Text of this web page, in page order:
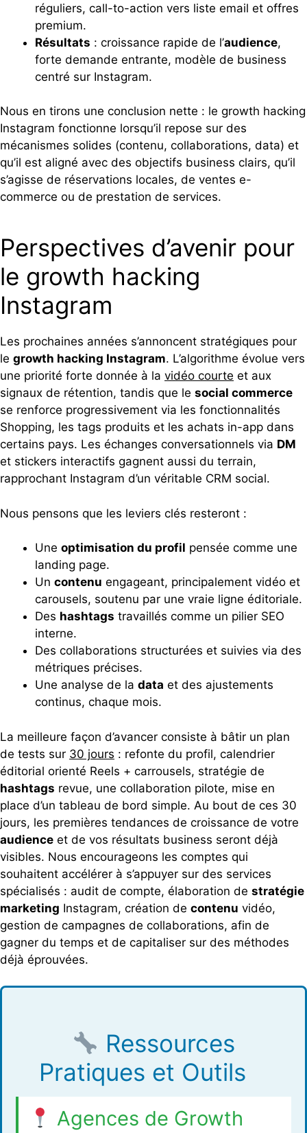
réguliers, call-to-action vers liste email et offres
premium.
Résultats : croissance rapide de l’audience,
forte demande entrante, modèle de business
centré sur Instagram.
Nous en tirons une conclusion nette : le growth hacking
Instagram fonctionne lorsqu’il repose sur des
mécanismes solides (contenu, collaborations, data) et
qu’il est aligné avec des objectifs business clairs, qu’il
s’agisse de réservations locales, de ventes e-
commerce ou de prestation de services.
Perspectives d’avenir pour
le growth hacking
Instagram
Les prochaines années s’annoncent stratégiques pour
le growth hacking Instagram. L’algorithme évolue vers
une priorité forte donnée à la vidéo courte et aux
signaux de rétention, tandis que le social commerce
se renforce progressivement via les fonctionnalités
Shopping, les tags produits et les achats in-app dans
certains pays. Les échanges conversationnels via DM
et stickers interactifs gagnent aussi du terrain,
rapprochant Instagram d’un véritable CRM social.
Nous pensons que les leviers clés resteront :
Une optimisation du profil pensée comme une
landing page.
Un contenu engageant, principalement vidéo et
carousels, soutenu par une vraie ligne éditoriale.
Des hashtags travaillés comme un pilier SEO
interne.
Des collaborations structurées et suivies via des
métriques précises.
Une analyse de la data et des ajustements
continus, chaque mois.
La meilleure façon d’avancer consiste à bâtir un plan
de tests sur 30 jours : refonte du profil, calendrier
éditorial orienté Reels + carrousels, stratégie de
hashtags revue, une collaboration pilote, mise en
place d’un tableau de bord simple. Au bout de ces 30
jours, les premières tendances de croissance de votre
audience et de vos résultats business seront déjà
visibles. Nous encourageons les comptes qui
souhaitent accélérer à s’appuyer sur des services
spécialisés : audit de compte, élaboration de stratégie
marketing Instagram, création de contenu vidéo,
gestion de campagnes de collaborations, afin de
gagner du temps et de capitaliser sur des méthodes
déjà éprouvées.
Ressources
Pratiques et Outils
Agences de Growth